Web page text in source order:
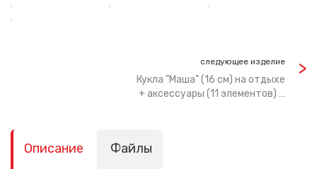
следующее изделие
Кукла "Маша" (16 см) на отдыхе
+ аксессуары (11 элементов) …
Описание Файлы